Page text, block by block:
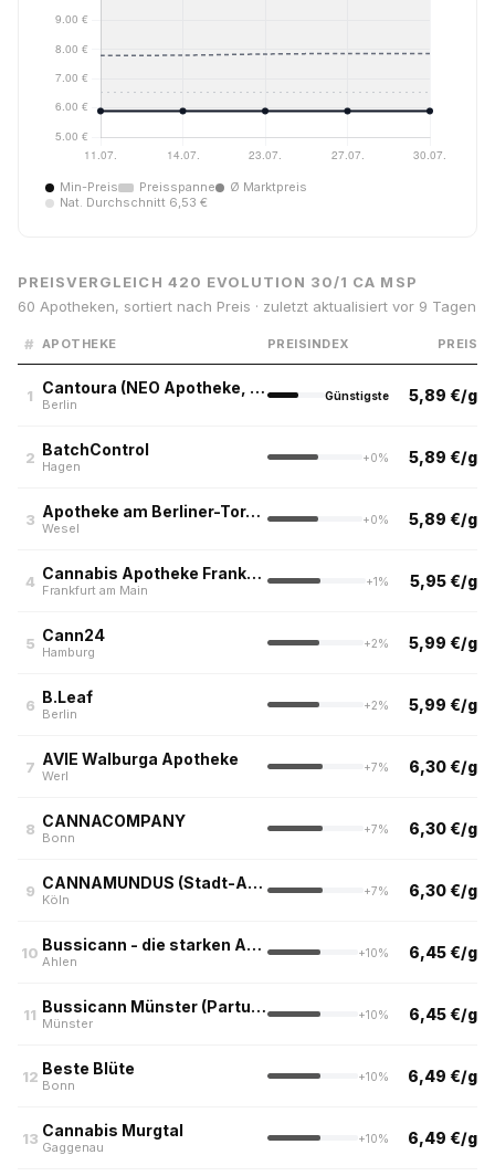
Min-Preis Preisspanne
Ø Marktpreis
Nat. Durchschnitt 6,53 €
PREISVERGLEICH 420 EVOLUTION 30/1 CA MSP
60 Apotheken, sortiert nach Preis · zuletzt aktualisiert vor 9 Tagen
# APOTHEKE PREISINDEX PREIS
1 Cantoura (NEO Apotheke, Berlin)
Berlin
Günstigste 5,89 €/g
2 BatchControl
Hagen
+0% 5,89 €/g
3 Apotheke am Berliner-Tor-Platz
Wesel
+0% 5,89 €/g
4 Cannabis Apotheke Frankfurt
Frankfurt am Main
+1% 5,95 €/g
5 Cann24
Hamburg
+2% 5,99 €/g
6 B.Leaf
Berlin
+2% 5,99 €/g
7 AVIE Walburga Apotheke
Werl
+7% 6,30 €/g
8 CANNACOMPANY
Bonn
+7% 6,30 €/g
9 CANNAMUNDUS (Stadt-Apotheke, Köln)
Köln
+7% 6,30 €/g
10 Bussicann - die starken Apotheken
Ahlen
+10% 6,45 €/g
11 Bussicann Münster (Partus HIT Apotheke)
Münster
+10% 6,45 €/g
12 Beste Blüte
Bonn
+10% 6,49 €/g
13 Cannabis Murgtal
Gaggenau
+10% 6,49 €/g